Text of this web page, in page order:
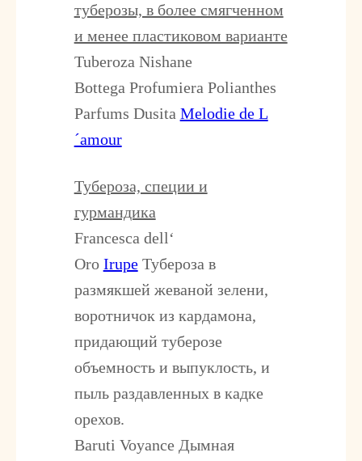
туберозы, в более смягченном
и менее пластиковом варианте
Tuberoza Nishane
Bottega Profumiera Polianthes
Parfums Dusita Melodie de L
´amour
Тубероза, специи и
гурмандика
Francesca dell‘
Oro IrupeТубероза в
размякшей жеваной зелени,
воротничок из кардамона,
придающий туберозе
объемность и выпуклость, и
пыль раздавленных в кадке
орехов.
Baruti Voyance Дымная